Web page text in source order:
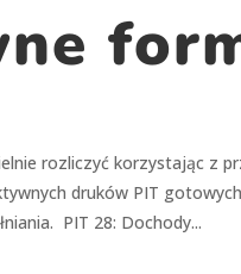
rozliczyć korzystając z
druków PIT
PIT 28: Dochody...